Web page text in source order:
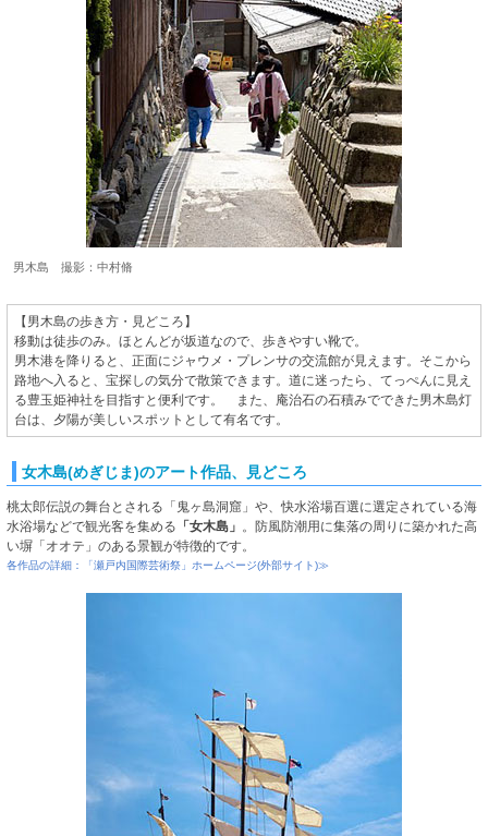
男木島 撮影：中村脩
【男木島の歩き方・見どころ】
移動は徒歩のみ。ほとんどが坂道なので、歩きやすい靴で。
男木港を降りると、正面にジャウメ・プレンサの交流館が見えます。そこから
路地へ入ると、宝探しの気分で散策できます。道に迷ったら、てっぺんに見え
る豊玉姫神社を目指すと便利です。 また、庵治石の石積みでできた男木島灯
台は、夕陽が美しいスポットとして有名です。
女木島(めぎじま)のアート作品、見どころ
桃太郎伝説の舞台とされる「鬼ヶ島洞窟」や、快水浴場百選に選定されている海
水浴場などで観光客を集める 「女木島」 。防風防潮用に集落の周りに築かれた高
い塀「オオテ」のある景観が特徴的です。
各作品の詳細：「瀬戸内国際芸術祭」ホームページ(外部サイト)≫